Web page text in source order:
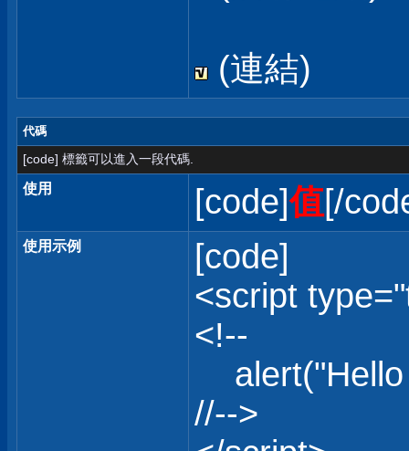
(連結)
代碼
[code] 標籤可以進入一段代碼.
使用 [code]值[/
使用示例
[code]
<script
<!--
alert("Hello
//-->